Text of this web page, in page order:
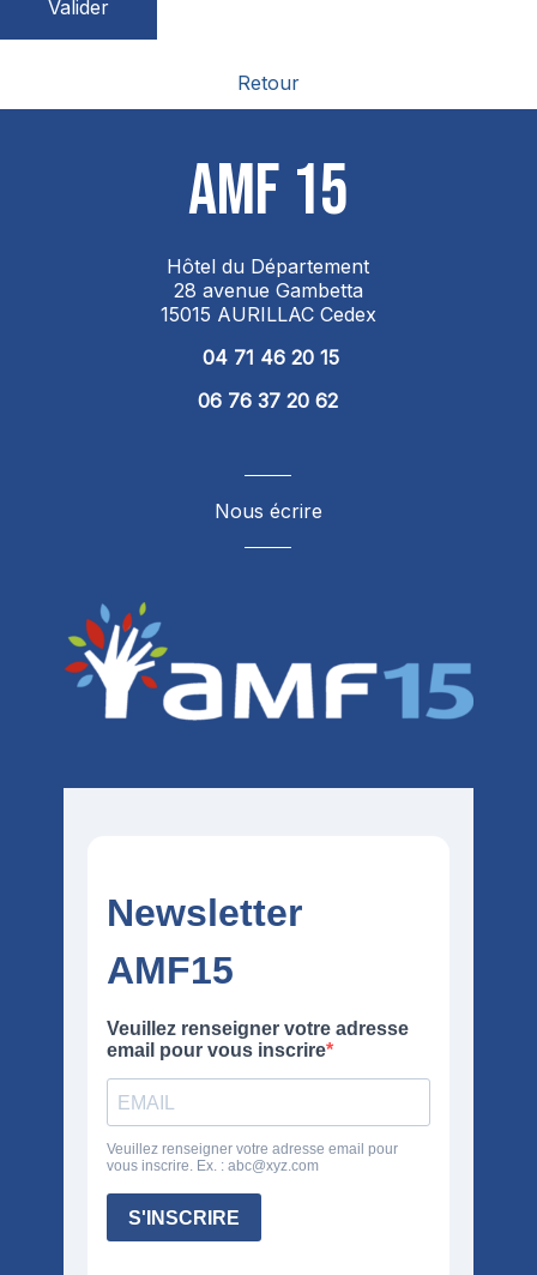
Retour
AMF 15
Hôtel du Département
28 avenue Gambetta
15015 AURILLAC Cedex
04 71 46 20 15
06 76 37 20 62
Nous écrire